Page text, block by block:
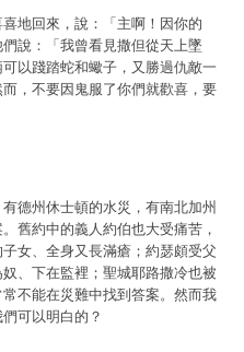
地回來，說：「主啊！因你的
說：「我曾看見撒但從天上墜
以踐踏蛇和蠍子，又勝過仇敵一
，不要因鬼服了你們就歡喜，要
德州休士頓的水災，有南北加州
舊約中的義人約伯也大受痛苦，
女、全身又長滿瘡；約瑟頗受父
、下在監裡；聖城耶路撒冷也被
不能在災難中找到答案。然而我
可以明白的？